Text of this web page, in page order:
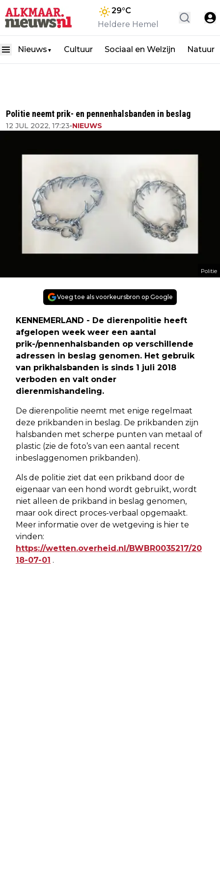
29°C
Heldere Hemel
Nieuws ▼ Cultuur Sociaal en Welzijn Natuur
Politie neemt prik- en pennenhalsbanden in beslag
12 JUL 2022, 17:23•NIEUWS
Politie
Voeg toe als voorkeursbron op Google
KENNEMERLAND - De dierenpolitie heeft
afgelopen week weer een aantal
prik-/pennenhalsbanden op verschillende
adressen in beslag genomen. Het gebruik
van prikhalsbanden is sinds 1 juli 2018
verboden en valt onder
dierenmishandeling.
De dierenpolitie neemt met enige regelmaat
deze prikbanden in beslag. De prikbanden zijn
halsbanden met scherpe punten van metaal of
plastic (zie de foto’s van een aantal recent
inbeslaggenomen prikbanden).
Als de politie ziet dat een prikband door de
eigenaar van een hond wordt gebruikt, wordt
niet alleen de prikband in beslag genomen,
maar ook direct proces-verbaal opgemaakt.
Meer informatie over de wetgeving is hier te
vinden:
https://wetten.overheid.nl/BWBR0035217/20
18-07-01 .